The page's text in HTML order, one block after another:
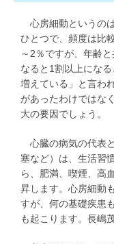
心房細動というの
ひとつで、頻度は比
～2％ですが、年齢
なると1割以上にな
増えている」と言わ
があったわけではな
大の要因でしょう。
心臓の病気の代表
塞など）は、生活習
ら、肥満、喫煙、高
昇します。心房細動
すが、何の基礎疾患
も起こります。長嶋